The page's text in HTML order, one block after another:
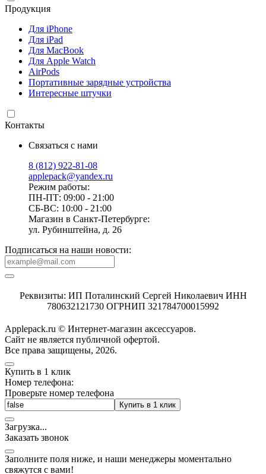
Продукция
Для iPhone
Для iPad
Для MacBook
Для Apple Watch
AirPods
Портативные зарядные устройства
Интересные штучки
Контакты
Связаться с нами
8 (812) 922-81-08
applepack@yandex.ru
Режим работы:
ПН-ПТ: 09:00 - 21:00
СБ-ВС: 10:00 - 21:00
Магазин в Санкт-Петербурге:
ул. Рубинштейна, д. 26
Подписаться на наши новости:
Реквизиты: ИП Поталинский Сергей Николаевич ИНН
780632121730 ОГРНИП 321784700015992
Applepack.ru © Интернет-магазин аксессуаров.
Cайт не является публичной офертой.
Все права защищены, 2026.
Купить в 1 клик
Номер телефона:
Проверьте номер телефона
Купить в 1 клик
Загрузка...
Заказать звонок
Заполните поля ниже, и наши менеджеры моментально
свяжутся с вами!